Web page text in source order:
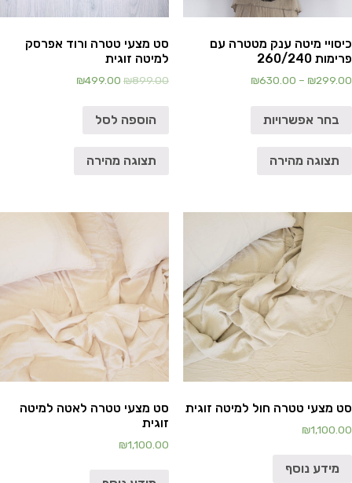
כיסויי מיטה ענק מטטרה עם
פרימות 260/240
₪299.00
–
₪630.00
בחר אפשרויות
תצוגה מהירה
סט מצעי טטרה ורוד אפרסק
למיטה זוגית
₪899.00
₪499.00
הוספה לסל
תצוגה מהירה
סט מצעי טטרה חול למיטה זוגית
₪1,100.00
מידע נוסף
סט מצעי טטרה לאטה למיטה
זוגית
₪1,100.00